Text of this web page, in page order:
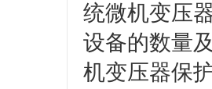
统微机变压
设备的数量
机变压器保